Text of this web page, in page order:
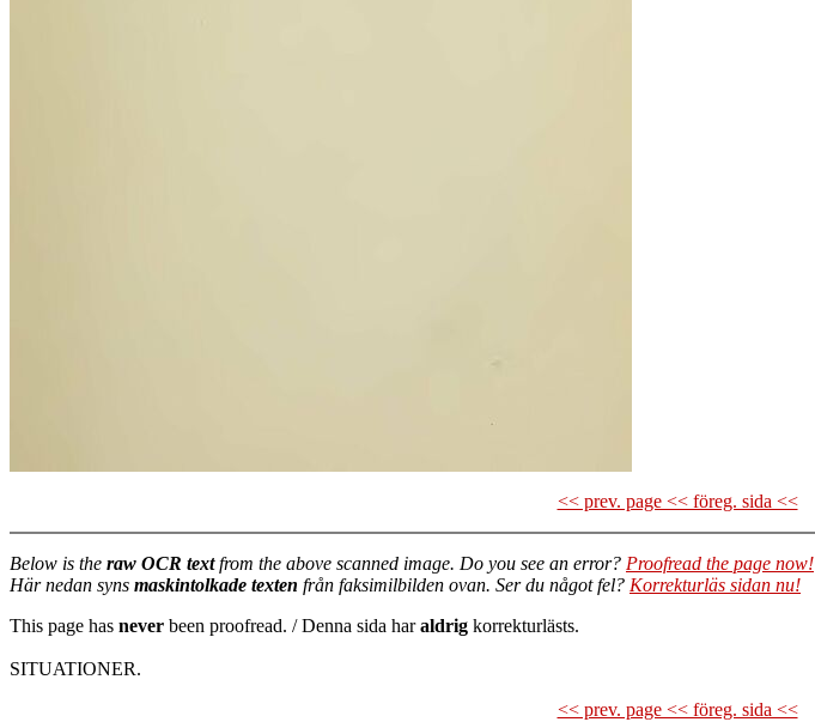
<< prev. page << föreg. sida <<
Below is the raw OCR textfrom the above scanned image. Do you see an error? Proofread the page now!
Här nedan syns maskintolkade texten från faksimilbilden ovan. Ser du något fel? Korrekturläs sidan nu!
This page has never been proofread. / Denna sida haraldrig korrekturlästs.
SITUATIONER.
<< prev. page << föreg. sida <<